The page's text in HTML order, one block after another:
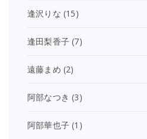
逢沢りな (15)
逢田梨香子 (7)
遠藤まめ (2)
阿部なつき (3)
阿部華也子 (1)